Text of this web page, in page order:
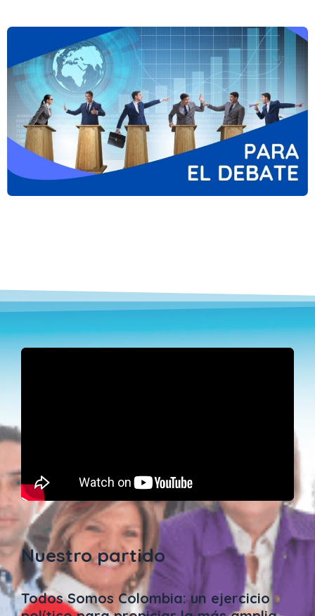
Nuestro partido
Todos Somos Colombia: un ejercicio